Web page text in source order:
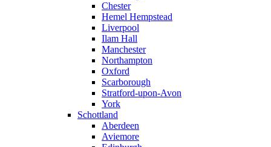
Chester
Hemel Hempstead
Liverpool
Ilam Hall
Manchester
Northampton
Oxford
Scarborough
Stratford-upon-Avon
York
Schottland
Aberdeen
Aviemore